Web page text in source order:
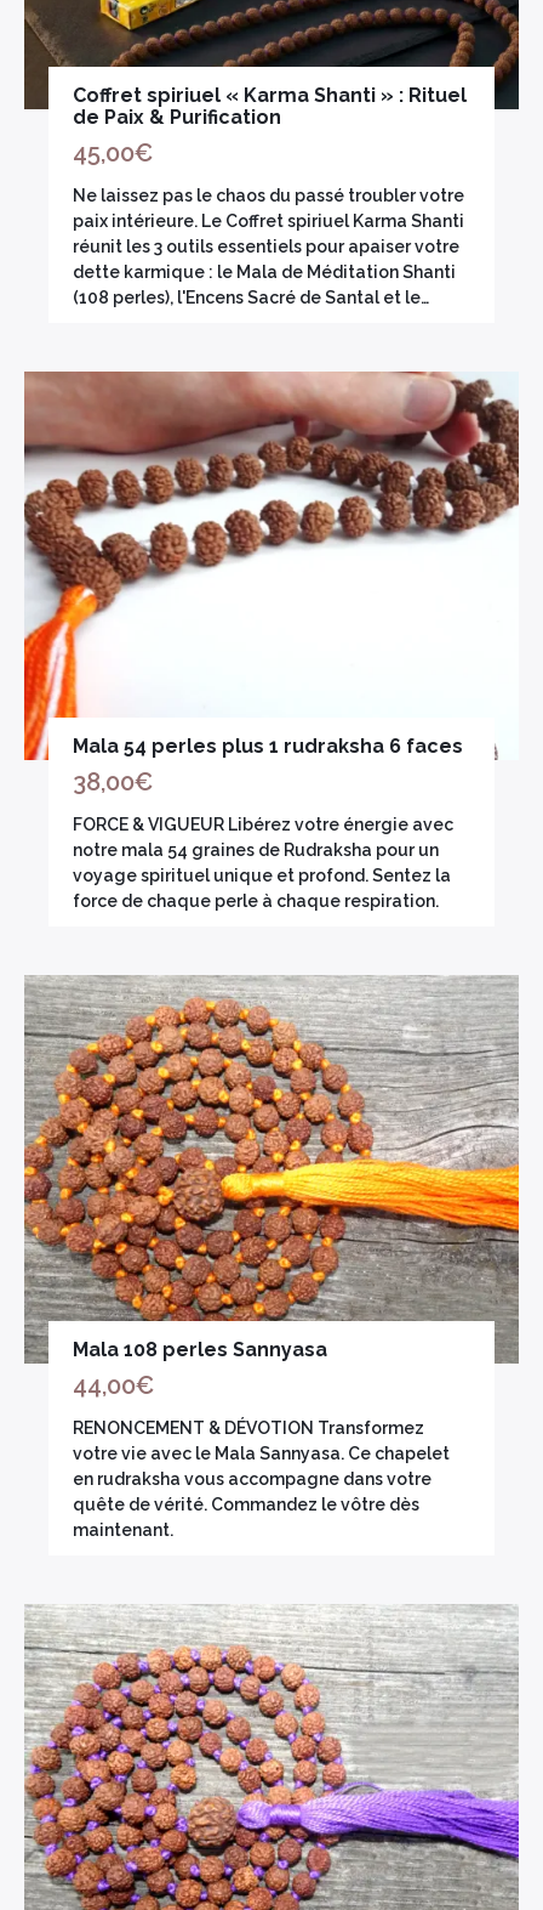
Coffret spiriuel « Karma Shanti » : Rituel
de Paix & Purification
45,00€
Ne laissez pas le chaos du passé troubler votre
paix intérieure. Le Coffret spiriuel Karma Shanti
réunit les 3 outils essentiels pour apaiser votre
dette karmique : le Mala de Méditation Shanti
(108 perles), l'Encens Sacré de Santal et le…
Mala 54 perles plus 1 rudraksha 6 faces
38,00€
FORCE & VIGUEUR Libérez votre énergie avec
notre mala 54 graines de Rudraksha pour un
voyage spirituel unique et profond. Sentez la
force de chaque perle à chaque respiration.
Mala 108 perles Sannyasa
44,00€
RENONCEMENT & DÉVOTION Transformez
votre vie avec le Mala Sannyasa. Ce chapelet
en rudraksha vous accompagne dans votre
quête de vérité. Commandez le vôtre dès
maintenant.